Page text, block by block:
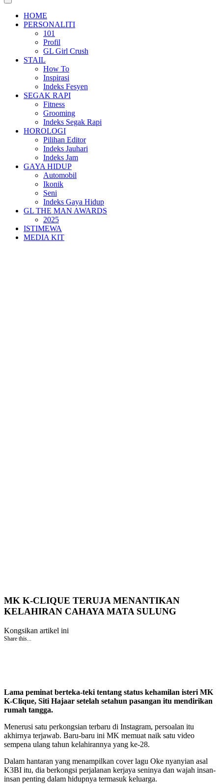
HOME
PERSONALITI
101
Profil
GL Girl Crush
STAIL
How To
Inspirasi
Indeks Fesyen
SEGAK RAPI
Fitness
Grooming
Indeks Segak Rapi
HOROLOGI
Pilihan Editor
Indeks Jauhari
Indeks Jam
GAYA HIDUP
Automobil
Ikonik
Seni
Indeks Gaya Hidup
GL THE MAN AWARDS
2025
ISTIMEWA
MEDIA KIT
MK K-CLIQUE TERUJA MENANTIKAN
KELAHIRAN CAHAYA MATA SULUNG
Kongsikan artikel ini
Share this...
Lama peminat berteka-teki tentang status kehamilan isteri MK
K-Clique, Siti Hajaar setelah setahun pasangan itu mendirikan
rumah tangga.
Menerusi satu perkongsian terbaru di Instagram, persoalan itu
akhirnya terjawab. Baru-baru ini MK memuat naik satu video
sempena ulang tahun kelahirannya yang ke-28.
Dalam hantaran yang menampilkan cover lagu Oke nyanyian asal
K3BI itu, dia berkongsi perjalanan kerjaya seninya dan wajah insan-
insan penting dalam hidupnya termasuk keluarga.